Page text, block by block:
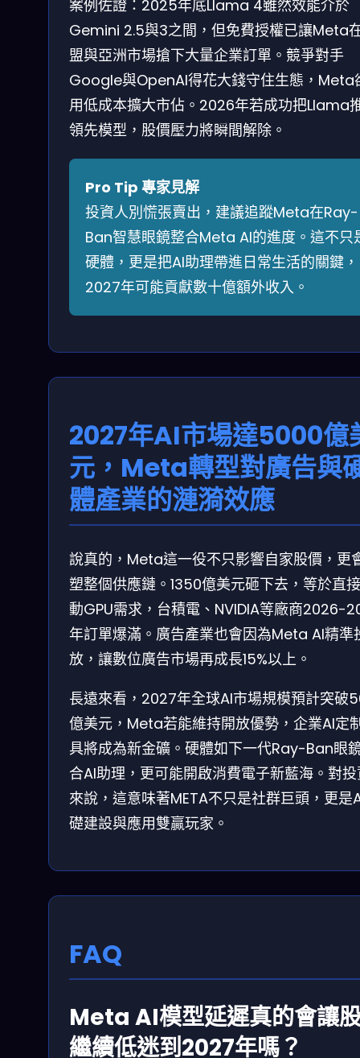
案例佐證：2025年底Llama 4雖然效能介於
Gemini 2.5與3之間，但免費授權已讓Meta
盟與亞洲市場搶下大量企業訂單。競爭對手
Google與OpenAI得花大錢守住生態，Meta
用低成本擴大市佔。2026年若成功把Llama
領先模型，股價壓力將瞬間解除。
Pro Tip 專家見解
投資人別慌張賣出，建議追蹤Meta在Ray-
Ban智慧眼鏡整合Meta AI的進度。這不只
硬體，更是把AI助理帶進日常生活的關鍵，
2027年可能貢獻數十億額外收入。
2027年AI市場達5000億
元，Meta轉型對廣告與
體產業的漣漪效應
說真的，Meta這一役不只影響自家股價，更
塑整個供應鏈。1350億美元砸下去，等於直
動GPU需求，台積電、NVIDIA等廠商2026-
年訂單爆滿。廣告產業也會因為Meta AI精準
放，讓數位廣告市場再成長15%以上。
長遠來看，2027年全球AI市場規模預計突破
億美元，Meta若能維持開放優勢，企業AI定
具將成為新金礦。硬體如下一代Ray-Ban眼
合AI助理，更可能開啟消費電子新藍海。對
來說，這意味著META不只是社群巨頭，更是
礎建設與應用雙贏玩家。
FAQ
Meta AI模型延遲真的會讓
繼續低迷到2027年嗎？